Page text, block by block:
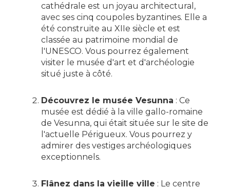
cathédrale est un joyau architectural,
avec ses cinq coupoles byzantines. Elle a
été construite au XIIe siècle et est
classée au patrimoine mondial de
l'UNESCO. Vous pourrez également
visiter le musée d'art et d'archéologie
situé juste à côté.
Découvrez le musée Vesunna : Ce
musée est dédié à la ville gallo-romaine
de Vesunna, qui était située sur le site de
l'actuelle Périgueux. Vous pourrez y
admirer des vestiges archéologiques
exceptionnels.
Flânez dans la vieille ville : Le centre